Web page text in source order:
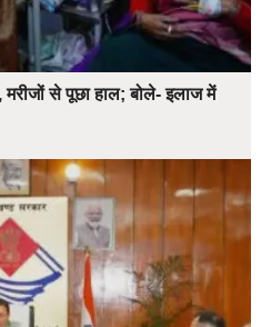
से पूछा हाल; बोले- इलाज में